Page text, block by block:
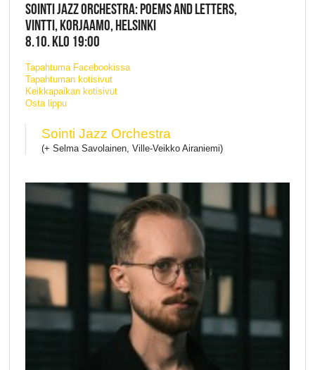
SOINTI JAZZ ORCHESTRA: POEMS AND LETTERS,
VINTTI, KORJAAMO, HELSINKI
8.10. KLO 19:00
Tapahtuma Facebookissa
Tapahtuman kotisivut
Keikkapaikan kotisivut
Osta lippu
Sointi Jazz Orchestra
(+ Selma Savolainen, Ville-Veikko Airaniemi)